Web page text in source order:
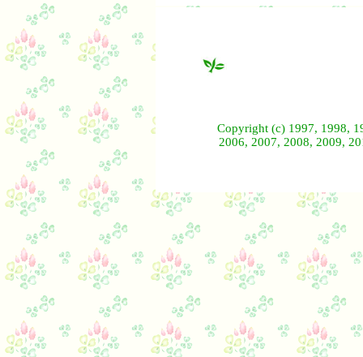
Copyright (c) 1997, 1998,
2006, 2007, 2008, 2009,